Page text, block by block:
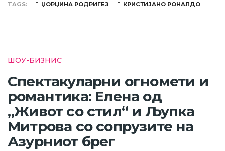
TAGS ЏОРЏИНА РОДРИГЕЗ КРИСТИЈАНО РОНАЛДО
ШОУ-БИЗНИС
Спектакуларни огномети и
романтика: Елена од
„Живот со стил“ и Љупка
Митрова со сопрузите на
Азурниот брег